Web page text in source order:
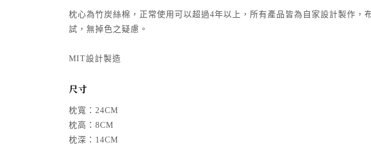
枕心為竹炭絲棉，正常使用可以超過4年以上，所有產品皆為自家設計製作，
試，無掉色之疑慮。
MIT設計製造
尺寸
枕寬：24CM
枕高：8CM
枕深：14CM